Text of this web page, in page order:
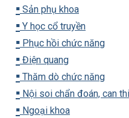
▪️ Sản phụ khoa
▪️ Y học cổ truyền
▪️ Phục hồi chức năng
▪️ Điện quang
▪️ Thăm dò chức năng
▪️ Nội soi chẩn đoán, can
▪️ Ngoại khoa